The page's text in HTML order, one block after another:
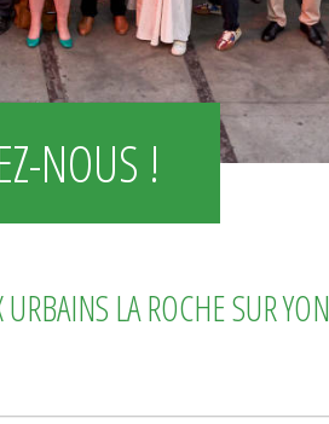
NOUS !
LA ROCHE SUR YON